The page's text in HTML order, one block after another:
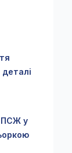
ПСЖ у